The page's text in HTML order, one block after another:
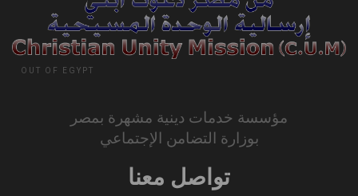
OUT OF EGYPT
مؤسسة خدمات دينية مشهرة بمصر
بوزارة التضامن الإجتماعي
تواصل معنا